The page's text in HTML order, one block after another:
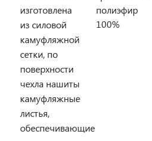
изготовлена
из силовой
камуфляжной
сетки, по
поверхности
чехла нашиты
камуфляжные
листья,
обеспечивающие
полиэфир
100%